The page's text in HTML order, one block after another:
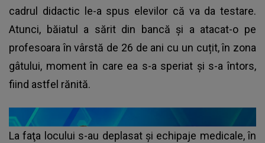
cadrul didactic le-a spus elevilor că va da testare.
Atunci, băiatul a sărit din bancă și a atacat-o pe
profesoara în vârstă de 26 de ani cu un cuțit, în zona
gâtului, moment în care ea s-a speriat și s-a întors,
fiind astfel rănită.
La faţa locului s-au deplasat şi echipaje medicale, în